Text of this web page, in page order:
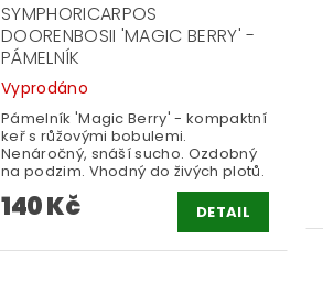
SYMPHORICARPOS
DOORENBOSII 'MAGIC BERRY' -
PÁMELNÍK
Vyprodáno
Pámelník 'Magic Berry' - kompaktní
keř s růžovými bobulemi.
Nenáročný, snáší sucho. Ozdobný
na podzim. Vhodný do živých plotů.
140 Kč DETAIL